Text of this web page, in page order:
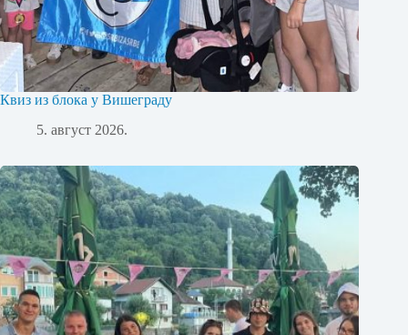
Квиз из блока у Вишеграду
5. август 2026.